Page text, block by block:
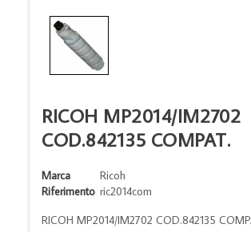
RICOH MP2014/IM2702
COD.842135 COMPAT.
Marca
Ricoh
Riferimento ric2014com
RICOH MP2014/IM2702 COD.842135